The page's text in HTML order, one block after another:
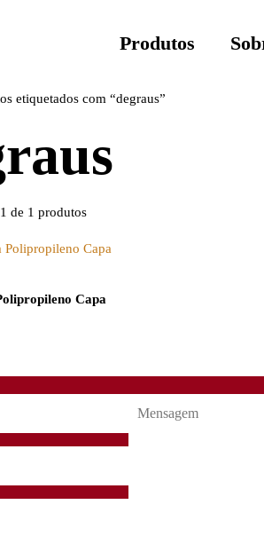
Produtos
etiquetados com “degraus”
de 1 produtos
Capa